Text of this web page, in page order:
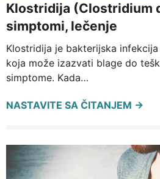
Klostridija (Clostridium
simptomi, lečenje
Klostridija je bakterijska
koja može izazvati blage do
simptome. Kada…
NASTAVITE SA ČITANJEM →